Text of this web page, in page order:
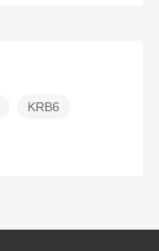
KRB6